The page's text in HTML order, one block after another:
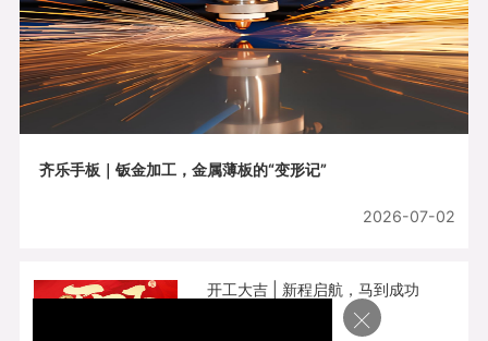
齐乐手板｜钣金加工，金属薄板的“变形记”
2026-07-02
开工大吉 | 新程启航，马到成功
×